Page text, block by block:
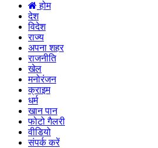
होम
देश
विदेश
राज्य
अपना शहर
राजनीति
खेल
मनोरंजन
क्राइम
धर्म
खान पान
फोटो गैलरी
वीडियो
संपर्क करें